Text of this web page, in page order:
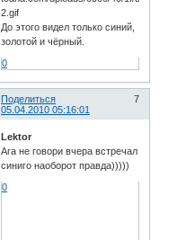
До этого видел только синий,
золотой и чёрный.
0
Поделиться
7
05.04.2010 05:16:01
Lektor
Ага не говори вчера встречал
синиго наоборот правда)))))
0